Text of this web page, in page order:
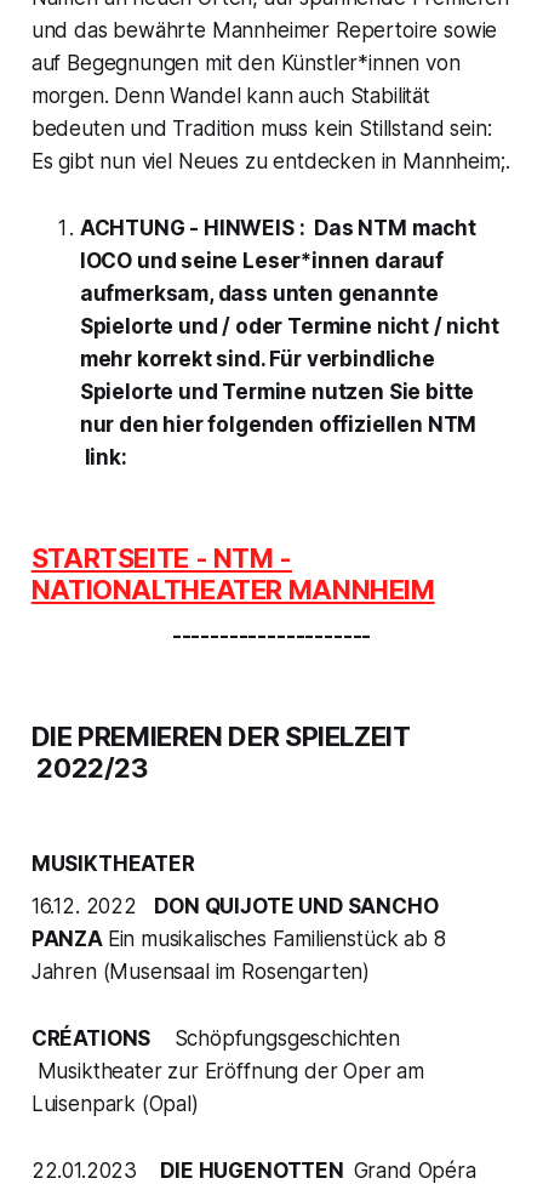
und das bewährte Mannheimer Repertoire sowie
auf Begegnungen mit den Künstler*innen von
morgen. Denn Wandel kann auch Stabilität
bedeuten und Tradition muss kein Stillstand sein:
Es gibt nun viel Neues zu entdecken in Mannheim;.
ACHTUNG - HINWEIS : Das NTM macht
IOCO und seine Leser*innen darauf
aufmerksam, dass unten genannte
Spielorte und / oder Termine nicht / nicht
mehr korrekt sind. Für verbindliche
Spielorte und Termine nutzen Sie bitte
nur den hier folgenden offiziellen NTM
link:
STARTSEITE - NTM -
NATIONALTHEATER MANNHEIM
---------------------
DIE PREMIEREN DER SPIELZEIT
2022/23
MUSIKTHEATER
16.12. 2022 DON QUIJOTE UND SANCHO
PANZA Ein musikalisches Familienstück ab 8
Jahren (Musensaal im Rosengarten)
CRÉATIONS Schöpfungsgeschichten
Musiktheater zur Eröffnung der Oper am
Luisenpark (Opal)
22.01.2023 DIE HUGENOTTEN Grand Opéra